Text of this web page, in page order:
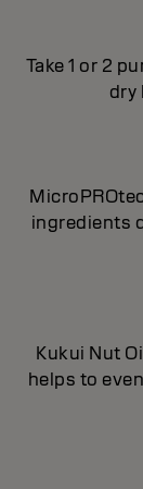
Take 1 or 2
dry
ingredients
Kukui Nut
helps to